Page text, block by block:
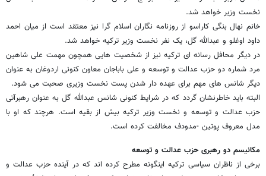
نخست وزیر خواهد شد.
خانم نهال بنگی کاراسو از روزنامه نگاران اسلام گرا نیز معتقد است از میان احمد
داود اوغلو و عبدالله گل، یک نفر نخست وزیر ترکیه خواهد شد.
در دیگر محافل رسانه ای ترکیه نیز از شخصیت هایی همچون مهمت علی شاهین
مرد شماره دو حزب عدالت و توسعه و علی باباجان معاون کنونی اردوغان به عنوان
دیگر شانس های مهم برای عهده دار شدن پست نخست وزیری صحبت می شود.
البته باید خاطرنشان گردد که در شرایط کنونی شانس عبدالله گل به عنوان رهبرآتی
حزب عدالت و توسعه و نخست وزیر ترکیه بیش از بقیه است. هرچند که او با
مدل معروف پوتین -مدودف مخالفت کرده است.
مکانیسم دو رهبری حزب عدالت و توسعه
برخی از ناظران سیاسی ترکیه اینگونه مطرح کرده اند که در آینده حزب عدالت و